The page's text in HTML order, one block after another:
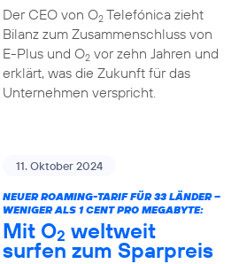
Der CEO von O2Telefónica zieht
Bilanz zum Zusammenschluss von
E-Plus und O2vor zehn Jahren und
erklärt, was die Zukunft für das
Unternehmen verspricht.
11. Oktober 2024
NEUER ROAMING-TARIF FÜR 33 LÄNDER –
WENIGER ALS 1 CENT PRO MEGABYTE:
Mit O2 weltweit
surfen zum Sparpreis